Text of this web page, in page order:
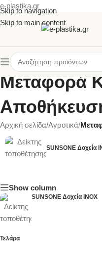
e-plastika.gr
Skip to navigation
Skip to main content
Μεταφορά
Αρχική σελίδα/Αγροτικά/
SUNSONE Δοχεία
Show column
SUNSONE Δοχεία INOX
Τελάρα